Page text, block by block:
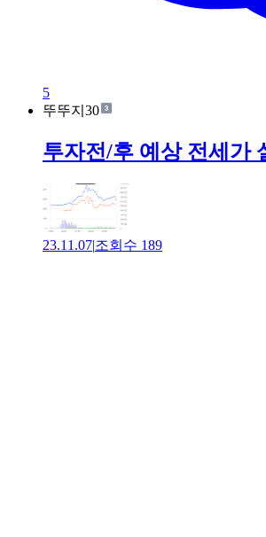
5
뚜뚜지30
투자전/후 예상 전세가
23.11.07|조회수 189